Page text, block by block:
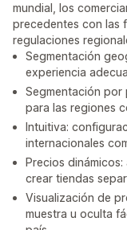
mundial, los
precedentes con las
regulaciones
Segmentación
experiencia
Segmentación
para las regiones
Intuitiva:
internacionales
Precios
crear tiendas
Visualización de
muestra u oculta